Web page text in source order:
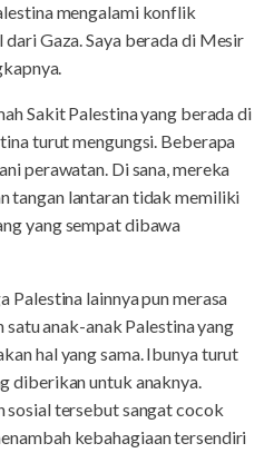
mengalami konflik
dari Gaza. Saya berada di Mesir
Sakit Palestina yang berada di
turut mengungsi. Beberapa
perawatan. Di sana, mereka
tangan lantaran tidak memiliki
yang sempat dibawa
Palestina lainnya pun merasa
anak-anak Palestina yang
hal yang sama. Ibunya turut
diberikan untuk anaknya.
sosial tersebut sangat cocok
kebahagiaan tersendiri